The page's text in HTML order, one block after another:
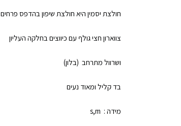
חולצת יסמין היא חולצת שיפון בהדפס פרחים
צווארון חצי גולף עם כיווצים בחלקה העליון
ושרוול מתרחב (בלון)
בד קליל ומאוד נעים
מידה : s,m